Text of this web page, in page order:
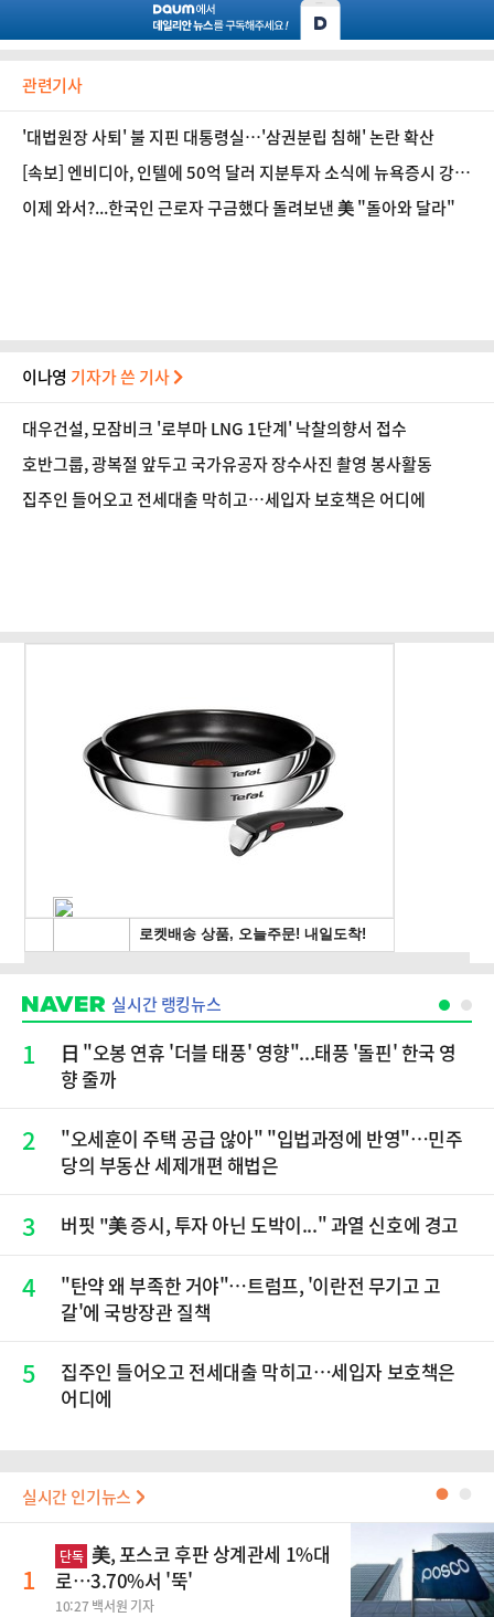
관련기사
'대법원장 사퇴' 불 지핀 대통령실…'삼권분립 침해' 논란 확산
[속보] 엔비디아, 인텔에 50억 달러 지분투자 소식에 뉴욕증시 강세
마감
이제 와서?...한국인 근로자 구금했다 돌려보낸 美 "돌아와 달라"
이나영 기자가 쓴 기사
대우건설, 모잠비크 '로부마 LNG 1단계' 낙찰의향서 접수
호반그룹, 광복절 앞두고 국가유공자 장수사진 촬영 봉사활동
집주인 들어오고 전세대출 막히고…세입자 보호책은 어디에
실시간 랭킹뉴스
1
日 "오봉 연휴 '더블 태풍' 영향"...태풍 '돌핀' 한국 영
향 줄까
2
"오세훈이 주택 공급 않아" "입법과정에 반영"…민주
당의 부동산 세제개편 해법은
3 버핏 "美 증시, 투자 아닌 도박이..." 과열 신호에 경고
4
"탄약 왜 부족한 거야"…트럼프, '이란전 무기고 고
갈'에 국방장관 질책
5
집주인 들어오고 전세대출 막히고…세입자 보호책은
어디에
실시간 인기뉴스 ●
1
단독 美, 포스코 후판 상계관세 1%대
로…3.70%서 '뚝'
10:27 백서원 기자